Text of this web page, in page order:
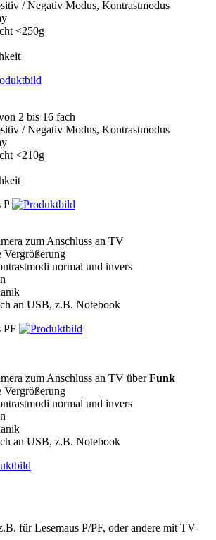
/ Negativ Modus, Kontrastmodus
<250g
2 bis 16 fach
/ Negativ Modus, Kontrastmodus
<210g
P
zum Anschluss an TV
Vergrößerung
normal und invers
an USB, z.B. Notebook
PF
zum Anschluss an TV überFunk
Vergrößerung
normal und invers
an USB, z.B. Notebook
für Lesemaus P/PF, oder andere mit TV-